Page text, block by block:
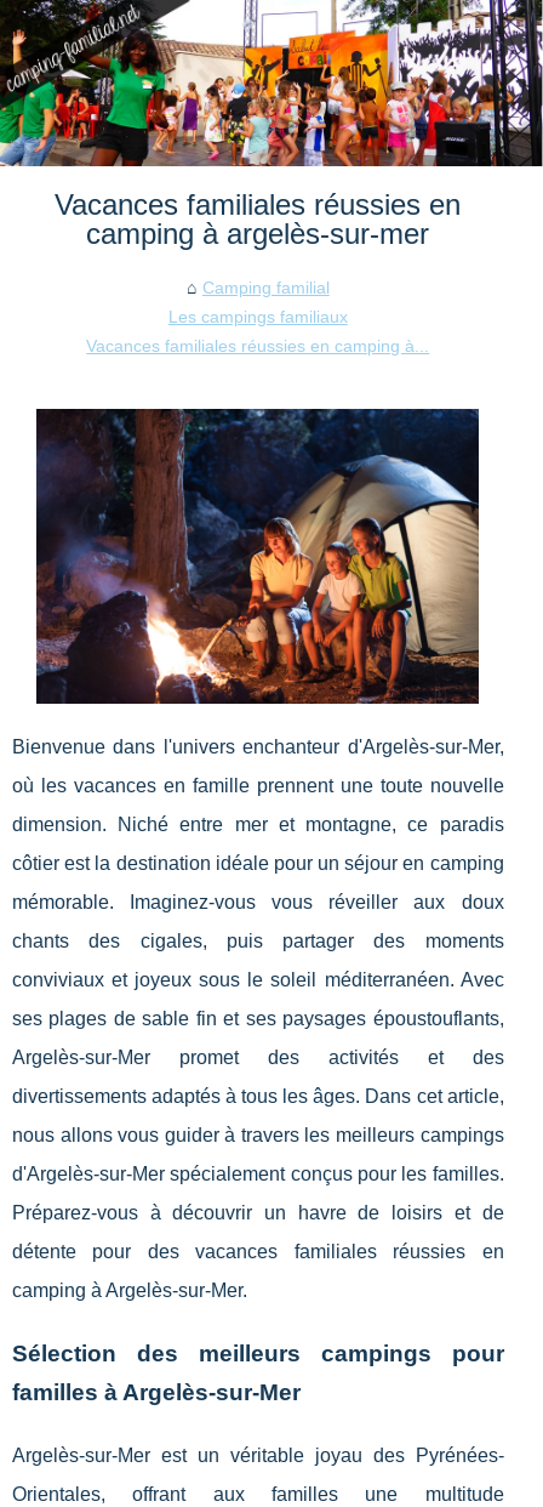
Vacances familiales réussies en
camping à argelès-sur-mer
Camping familial
Les campings familiaux
Vacances familiales réussies en camping à...
Bienvenue dans l'univers enchanteur d'Argelès-sur-Mer,
où les vacances en famille prennent une toute nouvelle
dimension. Niché entre mer et montagne, ce paradis
côtier est la destination idéale pour un séjour en camping
mémorable. Imaginez-vous vous réveiller aux doux
chants des cigales, puis partager des moments
conviviaux et joyeux sous le soleil méditerranéen. Avec
ses plages de sable fin et ses paysages époustouflants,
Argelès-sur-Mer promet des activités et des
divertissements adaptés à tous les âges. Dans cet article,
nous allons vous guider à travers les meilleurs campings
d'Argelès-sur-Mer spécialement conçus pour les familles.
Préparez-vous à découvrir un havre de loisirs et de
détente pour des vacances familiales réussies en
camping à Argelès-sur-Mer.
Sélection des meilleurs campings pour
familles à Argelès-sur-Mer
Argelès-sur-Mer est un véritable joyau des Pyrénées-
Orientales, offrant aux familles une multitude